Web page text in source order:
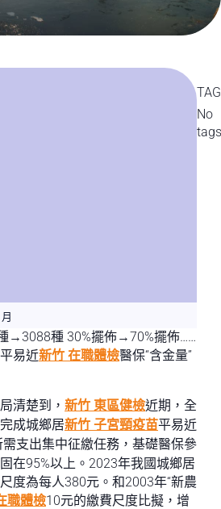
→3088種 30%擺佈→70%擺佈……
易近新竹 在職體檢醫保“含金量”
清楚到， 新竹 東區健檢近期，全
成城鄉居新竹 子宮頸疫苗平易近
需支出集中征繳任務，基礎醫保參
在95%以上。2023年我國城鄉居
度為每人380元。和2003年“新農
職體檢10元的繳費尺度比擬，增
No
tags